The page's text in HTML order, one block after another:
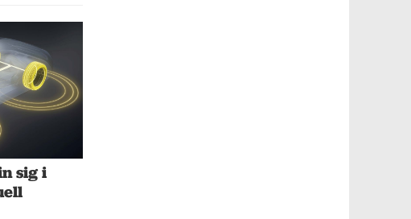
sig i